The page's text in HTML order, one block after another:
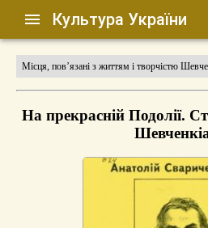
Культура України
Місця, пов’язані з життям і творчістю
На прекрасній Подолії.